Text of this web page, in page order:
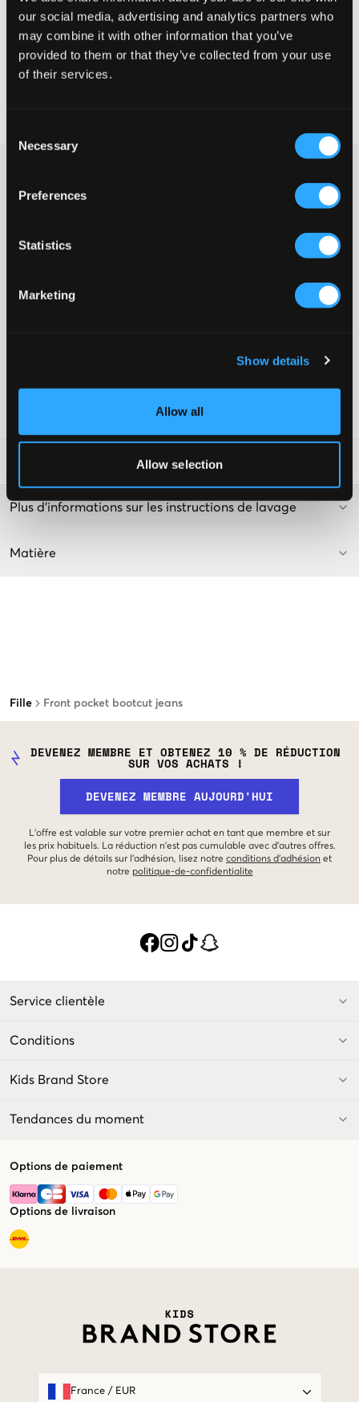
our social media, advertising and analytics partners who
may combine it with other information that you’ve
provided to them or that they’ve collected from your use
of their services.
Selection
Necessary
Preferences
Statistics
Marketing
Show details
Allow all
Allow selection
Fille Front pocket bootcut jeans
CHOISIR LA TAILLE
braguette se compose d’un bouton et d’une fermeture éclair. La
taille est ajustable afin que le jean soit aussi bien ajusté et
sont évasées dans le bas. Les poches avant ont un rabat avec
bouton, ce qui apporte un joli détail au jean.
Braguette composée d’un bouton et d’une fermeture éclair
Modèle à cinq poches
Couleur : Mid Grey (8511)
128282-002
Plus d'informations sur les instructions de lavage
Matière
DEVENEZ MEMBRE ET OBTENEZ 10 % DE RÉDUCTION
SUR VOS ACHATS !
DEVENEZ MEMBRE AUJOURD'HUI
L'offre est valable sur votre premier achat en tant que membre et sur
les prix habituels. La réduction n'est pas cumulable avec d'autres offres.
Pour plus de détails sur l'adhésion, lisez notre conditions d'adhésion et
notre politique-de-confidentialite
Service clientèle
Conditions
Kids Brand Store
Tendances du moment
Options de paiement
Options de livraison
France/ EUR